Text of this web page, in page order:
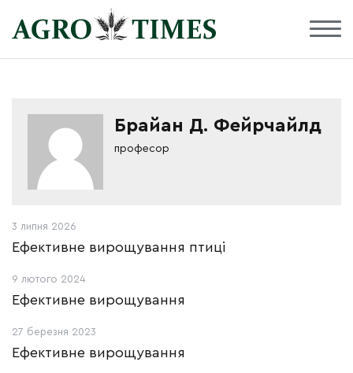
Брайан Д. Фейрчайлд
професор
3 липня 2026
Ефективне вирощування птиці
9 лютого 2024
Ефективне вирощування
27 березня 2023
Ефективне вирощування